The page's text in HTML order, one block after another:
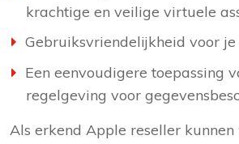
krachtige en veilige virtuele
Gebruiksvriendelijkheid voor je
Een eenvoudigere toepassing
regelgeving voor
Als erkend Apple reseller